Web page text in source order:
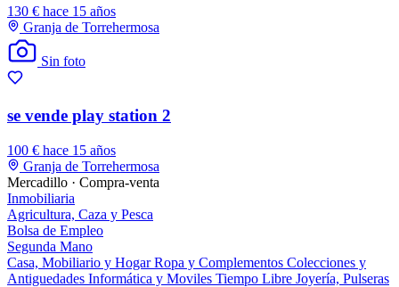
130 € hace 15 años
Granja de Torrehermosa
Sin foto
se vende play station 2
100 € hace 15 años
Granja de Torrehermosa
Mercadillo · Compra-venta
Inmobiliaria
Agricultura, Caza y Pesca
Bolsa de Empleo
Segunda Mano
Casa, Mobiliario y HogarRopa y Complementos Colecciones y
Antiguedades Informática y Moviles Tiempo Libre Joyería, Pulseras